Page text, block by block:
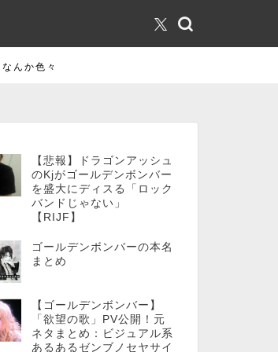
なんか色々
【悲報】ドラゴンアッシュ
のKjがゴールデンボンバー
を盛大にディスる「ロック
バンドじゃない」
【RIJF】
ゴールデンボンバーの本名
まとめ
【ゴールデンボンバー】
「欲望の歌」PV公開！元
ネタまとめ：ビジュアル系
あるあるゼンブノセヤサイ